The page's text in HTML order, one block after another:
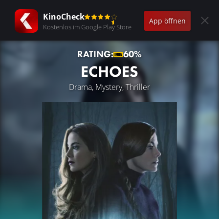
KinoCheck
Kostenlos im Google Play Store
App öffnen
RATING: 60%
ECHOES
Drama, Mystery, Thriller